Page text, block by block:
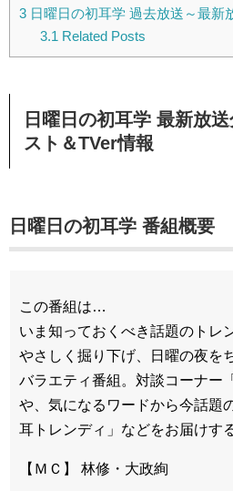
3 日曜日の初耳学 過去放送～最新
3.1 Related Posts
日曜日の初耳学 最新放
スト＆TVer情報
日曜日の初耳学 番組概要
この番組は…
いま知っておくべき話題のトレ
やさしく掘り下げ、日曜の夜を
バラエティ番組。対談コーナー
や、気になるワードから今話題
耳トレンディ」などをお届けす
【ＭＣ】 林修・大政絢